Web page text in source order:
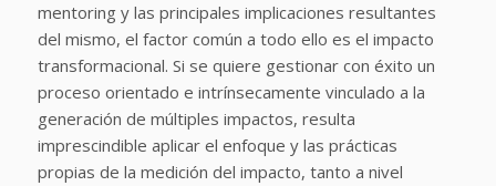
mentoring y las principales implicaciones resultantes
del mismo, el factor común a todo ello es el impacto
transformacional. Si se quiere gestionar con éxito un
proceso orientado e intrínsecamente vinculado a la
generación de múltiples impactos, resulta
imprescindible aplicar el enfoque y las prácticas
propias de la medición del impacto, tanto a nivel